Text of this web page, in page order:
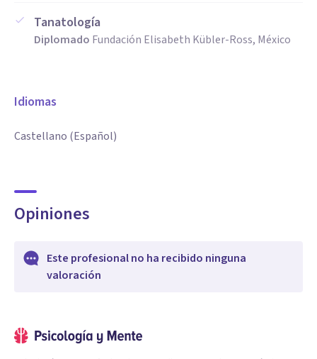
Tanatología
Diplomado Fundación Elisabeth Kübler-Ross, México
Idiomas
Castellano (Español)
Opiniones
Este profesional no ha recibido ninguna
valoración